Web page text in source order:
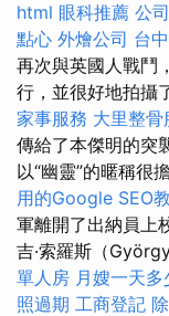
html 眼科推薦 公
點心 外燴公司 台
再次與英國人戰鬥
行，並很好地拍攝
家事服務 大里整骨
傳給了本傑明的突
以“幽靈”的暱稱很
用的Google SEO
軍離開了出納員上
吉·索羅斯（
單人房 月嫂一天多
照過期 工商登記